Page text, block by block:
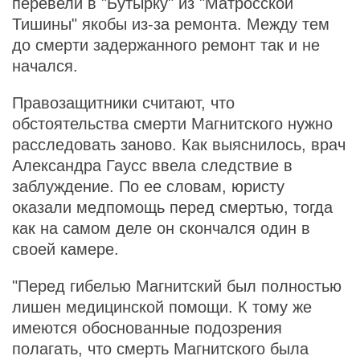
Тишины" якобы из-за ремонта. Между тем
до смерти задержанного ремонт так и не
начался.
Правозащитники считают, что
обстоятельства смерти Магнитского нужно
расследовать заново. Как выяснилось, врач
Александра Гаусс ввела следствие в
заблуждение. По ее словам, юристу
оказали медпомощь перед смертью, тогда
как на самом деле он скончался один в
своей камере.
"Перед гибелью Магнитский был полностью
лишен медицинской помощи. К тому же
имеются обоснованные подозрения
полагать, что смерть Магнитского была